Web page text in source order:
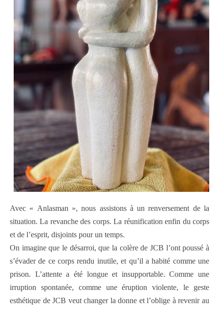
Avec « Anlasman », nous assistons à un renversement de la
situation. La revanche des corps. La réunification enfin du corps
et de l’esprit, disjoints pour un temps.
On imagine que le désarroi, que la colère de JCB l’ont poussé à
s’évader de ce corps rendu inutile, et qu’il a habité comme une
prison. L’attente a été longue et insupportable. Comme une
irruption spontanée, comme une éruption violente, le geste
esthétique de JCB veut changer la donne et l’oblige à revenir au